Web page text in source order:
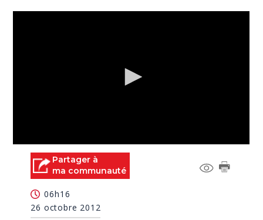
seconds
seconds
Partager à
ma communauté
06h16
26 octobre 2012